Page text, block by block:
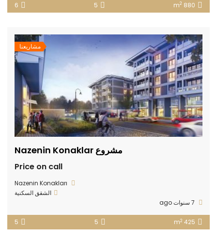
880 m
2
5
6
مشاريعنا
مشروع Nazenin Konaklar
Price on call
Nazenin Konakları
الشقق السكنية
425 m
2
5
5